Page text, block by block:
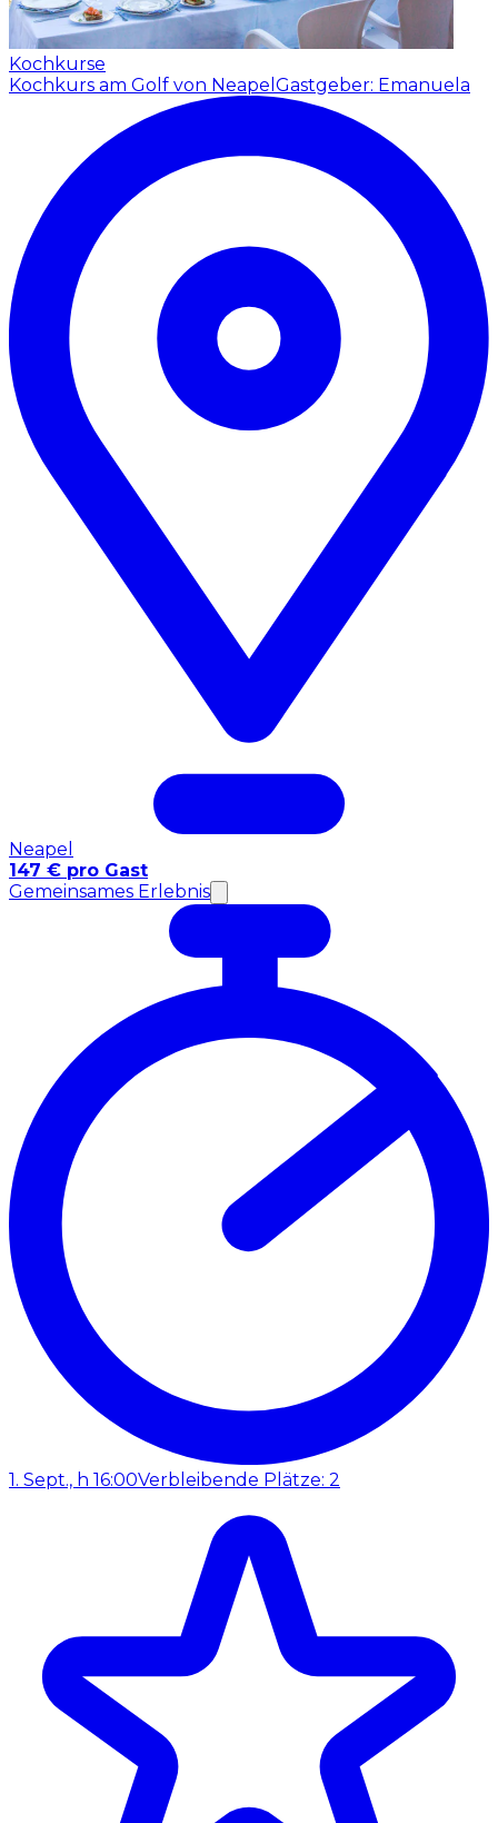
Kochkurse
Kochkurs am Golf von Neapel Gastgeber: Emanuela
Neapel
147 € pro Gast
Gemeinsames Erlebnis
1. Sept., h 16:00Verbleibende Plätze: 2